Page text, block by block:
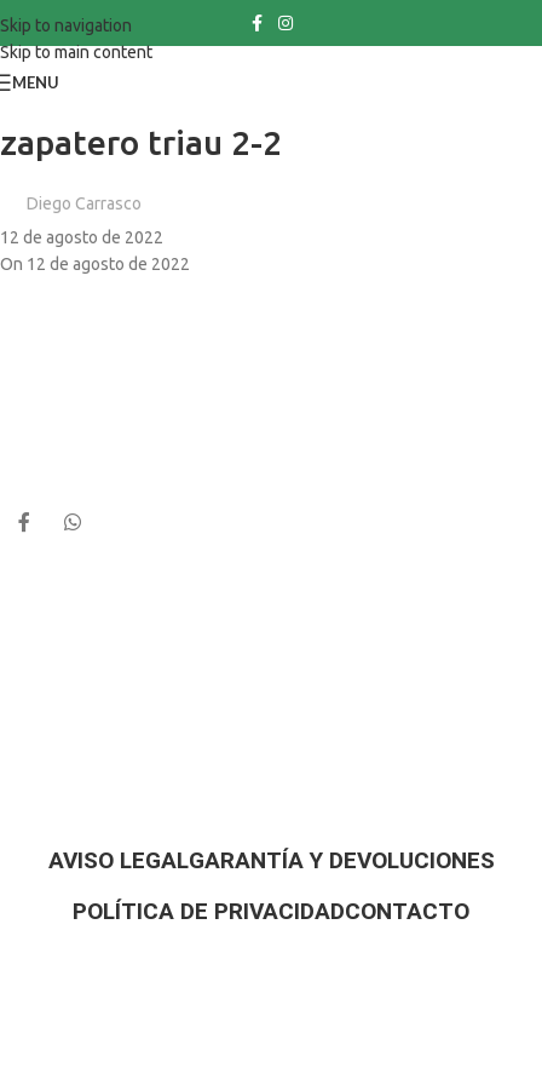
Skip to navigation
Skip to main content
MENU
zapatero triau 2-2
Diego Carrasco
12 de agosto de 2022
On 12 de agosto de 2022
AVISO LEGALGARANTÍA Y DEVOLUCIONES
POLÍTICA DE PRIVACIDADCONTACTO